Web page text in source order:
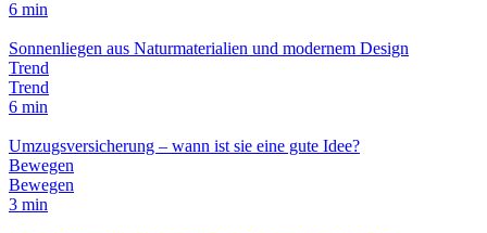
6 min
Sonnenliegen aus Naturmaterialien und modernem Design
Trend
Trend
6 min
Umzugsversicherung – wann ist sie eine gute Idee?
Bewegen
Bewegen
3 min